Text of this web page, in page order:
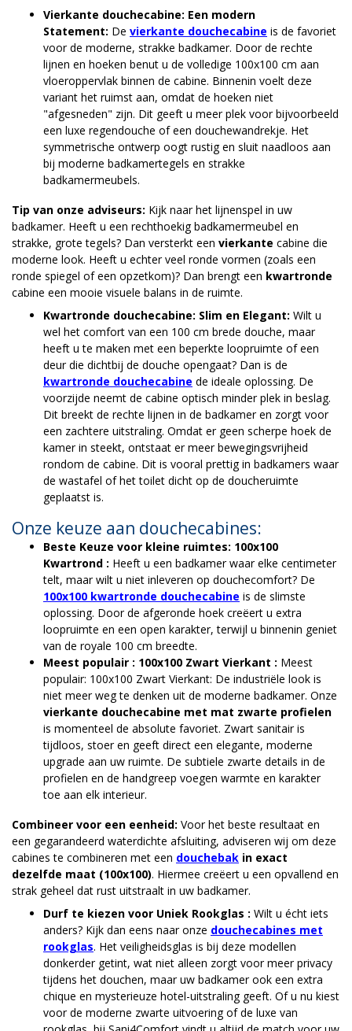
Vierkante douchecabine: Een modern
Statement: De vierkante douchecabine is de favoriet
voor de moderne, strakke badkamer. Door de rechte
lijnen en hoeken benut u de volledige 100x100 cm aan
vloeroppervlak binnen de cabine. Binnenin voelt deze
variant het ruimst aan, omdat de hoeken niet
"afgesneden" zijn. Dit geeft u meer plek voor bijvoorbeeld
een luxe regendouche of een douchewandrekje. Het
symmetrische ontwerp oogt rustig en sluit naadloos aan
bij moderne badkamertegels en strakke
badkamermeubels.
Tip van onze adviseurs: Kijk naar het lijnenspel in uw
badkamer. Heeft u een rechthoekig badkamermeubel en
strakke, grote tegels? Dan versterkt een vierkante cabine die
moderne look. Heeft u echter veel ronde vormen (zoals een
ronde spiegel of een opzetkom)? Dan brengt een kwartronde
cabine een mooie visuele balans in de ruimte.
Kwartronde douchecabine: Slim en Elegant: Wilt u
wel het comfort van een 100 cm brede douche, maar
heeft u te maken met een beperkte loopruimte of een
deur die dichtbij de douche opengaat? Dan is de
kwartronde douchecabine de ideale oplossing. De
voorzijde neemt de cabine optisch minder plek in beslag.
Dit breekt de rechte lijnen in de badkamer en zorgt voor
een zachtere uitstraling. Omdat er geen scherpe hoek de
kamer in steekt, ontstaat er meer bewegingsvrijheid
rondom de cabine. Dit is vooral prettig in badkamers waar
de wastafel of het toilet dicht op de doucheruimte
geplaatst is.
Onze keuze aan douchecabines:
Beste Keuze voor kleine ruimtes: 100x100
Kwartrond : Heeft u een badkamer waar elke centimeter
telt, maar wilt u niet inleveren op douchecomfort? De
100x100 kwartronde douchecabine is de slimste
oplossing. Door de afgeronde hoek creëert u extra
loopruimte en een open karakter, terwijl u binnenin geniet
van de royale 100 cm breedte.
Meest populair : 100x100 Zwart Vierkant : Meest
populair: 100x100 Zwart Vierkant: De industriële look is
niet meer weg te denken uit de moderne badkamer. Onze
vierkante douchecabine met mat zwarte profielen
is momenteel de absolute favoriet. Zwart sanitair is
tijdloos, stoer en geeft direct een elegante, moderne
upgrade aan uw ruimte. De subtiele zwarte details in de
profielen en de handgreep voegen warmte en karakter
toe aan elk interieur.
Combineer voor een eenheid: Voor het beste resultaat en
een gegarandeerd waterdichte afsluiting, adviseren wij om deze
cabines te combineren met een douchebak in exact
dezelfde maat (100x100). Hiermee creëert u een opvallend en
strak geheel dat rust uitstraalt in uw badkamer.
Durf te kiezen voor Uniek Rookglas : Wilt u écht iets
anders? Kijk dan eens naar onze douchecabines met
rookglas. Het veiligheidsglas is bij deze modellen
donkerder getint, wat niet alleen zorgt voor meer privacy
tijdens het douchen, maar uw badkamer ook een extra
chique en mysterieuze hotel-uitstraling geeft. Of u nu kiest
voor de moderne zwarte uitvoering of de luxe van